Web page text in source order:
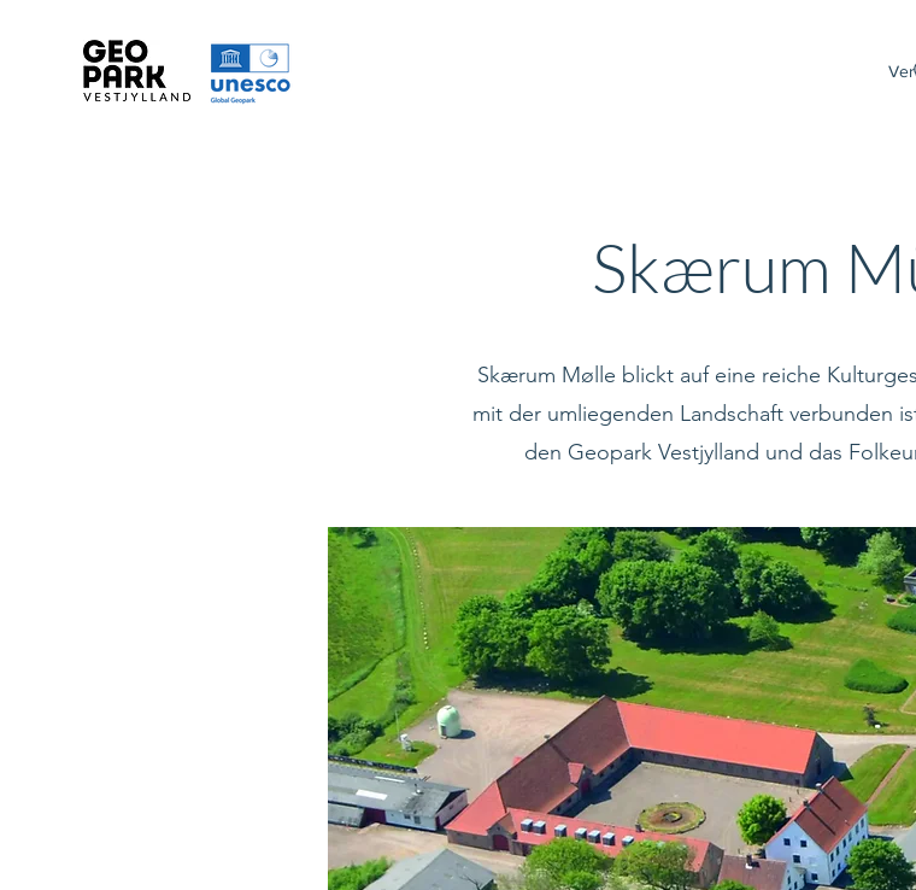
Skærum
Skærum Mølle blickt auf eine reiche
mit der umliegenden Landschaft verbunden
den Geopark Vestjylland und das